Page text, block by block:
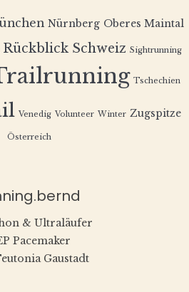
Nürnberg Oberes Maintal
Rückblick Schweiz Sightrunning
Tschechien
Venedig Volunteer Winter Zugspitze
Österreich
& Ultraläufer
Pacemaker
Gaustadt